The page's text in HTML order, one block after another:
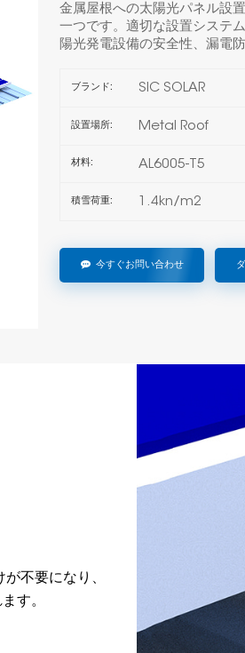
金属屋根への太陽光パネル設
一つです。適切な設置システ
陽光発電設備の安全性、漏電
ブランド: SIC SOLAR
設置場所: Metal Roof
材料: AL6005-T5
積雪荷重: 1.4kn/m2
今すぐお問い合わせ
不要になり、
す。